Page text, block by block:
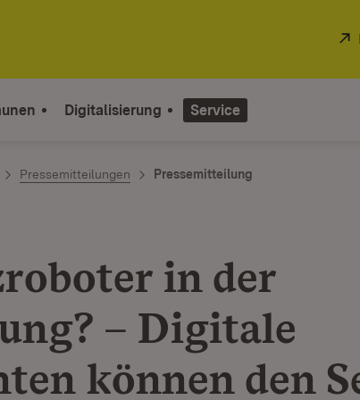
Digitalisierung Service
Pressemitteilungen Pressemitteilung
in der
– Digitale
können den